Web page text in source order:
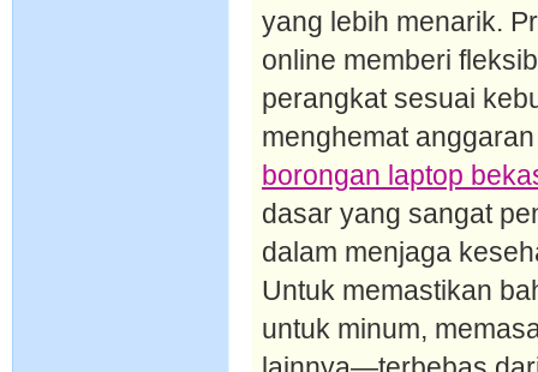
yang lebih menarik.
online memberi
perangkat sesuai
menghemat
borongan laptop
dasar yang sangat
dalam menjaga
Untuk memastikan
untuk minum,